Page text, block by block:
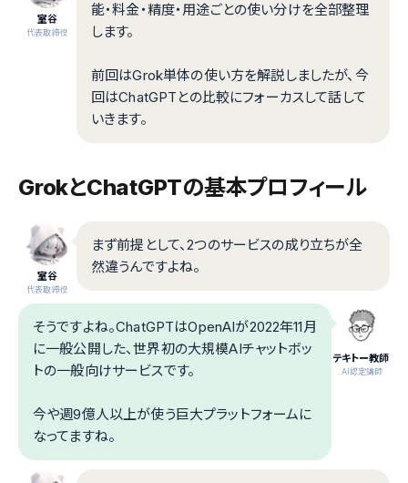
室谷
代表取締役
能・料金・精度・用途ごとの使い分けを全部整理
します。
前回はGrok単体の使い方を解説しましたが、今
回はChatGPTとの比較にフォーカスして話して
いきます。
GrokとChatGPTの基本プロフィール
室谷
代表取締役
まず前提として、2つのサービスの成り立ちが全
然違うんですよね。
テキトー教師
.AI認定講師
そうですよね。ChatGPTはOpenAIが2022年11月
に一般公開した、世界初の大規模AIチャットボッ
トの一般向けサービスです。
今や週9億人以上が使う巨大プラットフォームに
なってますね。